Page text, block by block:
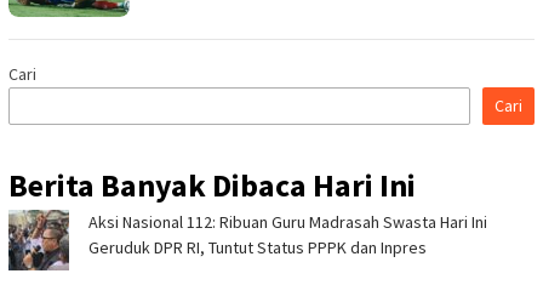
Cari
Cari
Berita Banyak Dibaca Hari Ini
Aksi Nasional 112: Ribuan Guru Madrasah Swasta Hari Ini
Geruduk DPR RI, Tuntut Status PPPK dan Inpres